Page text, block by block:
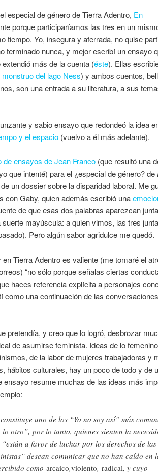
especial de género de Tierra Adentro, En
porque participaríamos las tres en un
tiempo. Yo, insegura y aferrada, no quise
terminado nunca, y mejor escribí un ensayo
más de la cuenta (éste). Ellas
monstruo del lago Ness) y ambos cuentos,
son una entrada a su literatura, a sus
y sabio ensayo que redondeó la idea
y el espacio(vuelvo a él más adelante).
de ensayos de Jean Franco(que resultó una
que intenté) para el ¿especial de género? de
un dossier sobre la disparidad laboral. Me
con Gaby, quien además escribió una
de que esas dos palabras aparezcan
mayúscula: a quien vimos, las tres
Pero algún sabor agridulce me quedó.
Tierra Adentro es valiente (me tomaré el
“no sólo porque señalas ciertas
haces referencia explícita a personajes
como una continuación de las
pretendía, y creo que lo logró, desbrozar
de asumirse feminista. Ideas de lo
de la labor de mujeres trabajadoras y
hábitos culturales, hay un poco de todo y de
ensayo resume muchas de las ideas más
constituye uno de los “Yo no soy así” más
lo otro”, por lo tanto, quienes sienten la
a favor de luchar por los derechos de las
desean comunicar que no han caído en
como arcaico,violento, radical, y cuyo